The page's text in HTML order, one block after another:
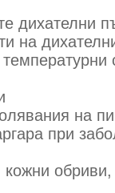
дихателни
на
на
при